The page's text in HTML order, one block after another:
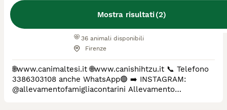
Mostra risultati(2)
Allevatore Con Affisso
36 animali disponibili
Firenze
🌐www.canimaltesi.it 🌐www.canishihtzu.it 📞 Telefono
3386303108 anche WhatsApp🟢 ➡️ INSTAGRAM:
@allevamentofamigliacontarini Allevamento